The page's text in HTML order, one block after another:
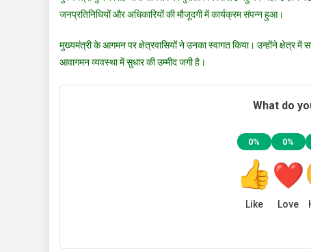
जनप्रतिनिधियों और अधिकारियों की मौजूदगी में कार्यक्रम संपन्न हुआ।
मुख्यमंत्री के आगमन पर क्षेत्रवासियों ने उनका स्वागत किया। उन्होंने क्षेत्र
आवागमन व्यवस्था में सुधार की उम्मीद जगी है।
What do
0%
Like
0%
Love